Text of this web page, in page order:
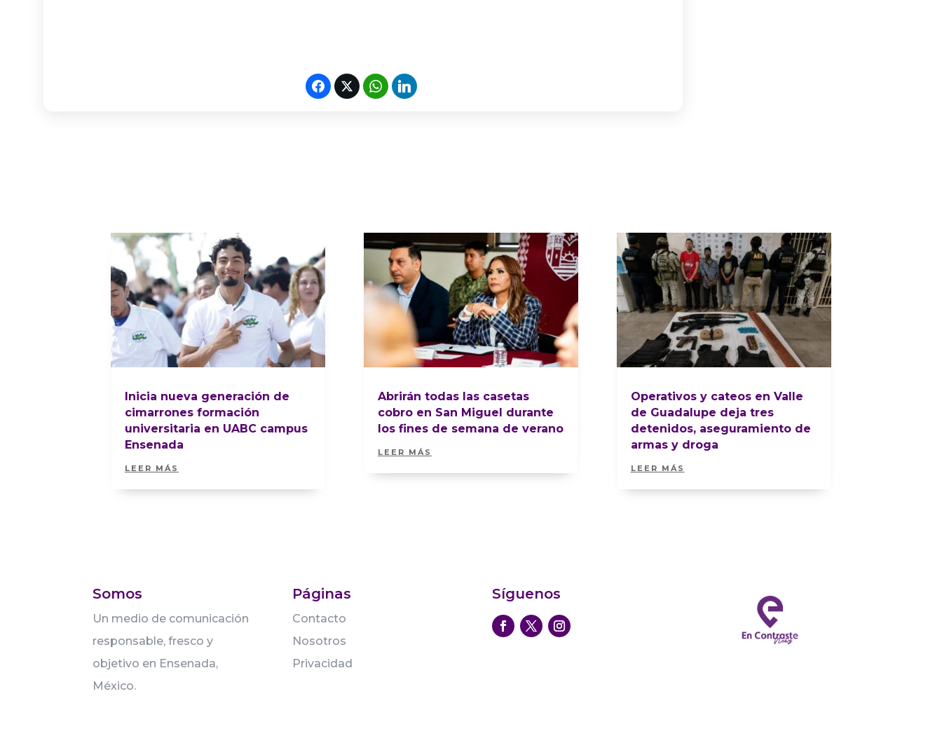
Inicia nueva generación de
cimarrones formación
universitaria en UABC campus
Ensenada
LEER MÁS
Abrirán todas las casetas
cobro en San Miguel durante
los fines de semana de verano
LEER MÁS
Operativos y cateos en Valle
de Guadalupe deja tres
detenidos, aseguramiento de
armas y droga
LEER MÁS
Somos
Un medio de comunicación
responsable, fresco y
objetivo en Ensenada,
México.
Páginas
Contacto
Nosotros
Privacidad
Síguenos